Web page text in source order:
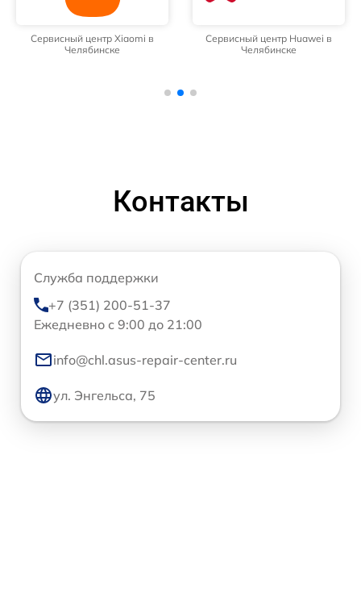
Сервисный центр Xiaomi в
Челябинске
Сервисный центр Huawei в
Челябинске
Контакты
Служба поддержки
+7 (351) 200-51-37
Ежедневно с 9:00 до 21:00
info@chl.asus-repair-center.ru
ул. Энгельса, 75